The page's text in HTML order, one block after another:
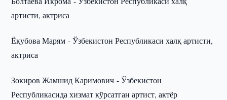
артисти, актриса
Ёқубова Марям - Ўзбекистон Республикаси халқ артисти,
актриса
Зокиров Жамшид Каримович - Ўзбекистон
Республикасида хизмат кўрсатган артист, актёр